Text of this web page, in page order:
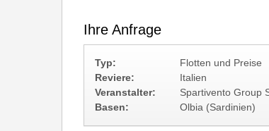
Ihre Anfrage
Typ:
Flotten und Preise
Reviere:
Italien
Veranstalter:
Spartivento Group
Basen:
Olbia (Sardinien)